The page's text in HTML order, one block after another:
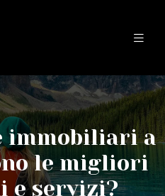
immobiliari a
le migliori
e servizi?